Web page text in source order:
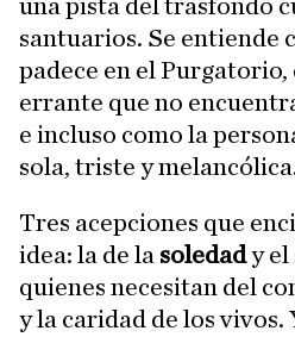
una pista del trasfondo
santuarios. Se entiende
padece en el
errante que no
e incluso como la
sola, triste y
Tres acepciones que
idea: la de la soledady el
quienes necesitan del
y la caridad de los vivos.